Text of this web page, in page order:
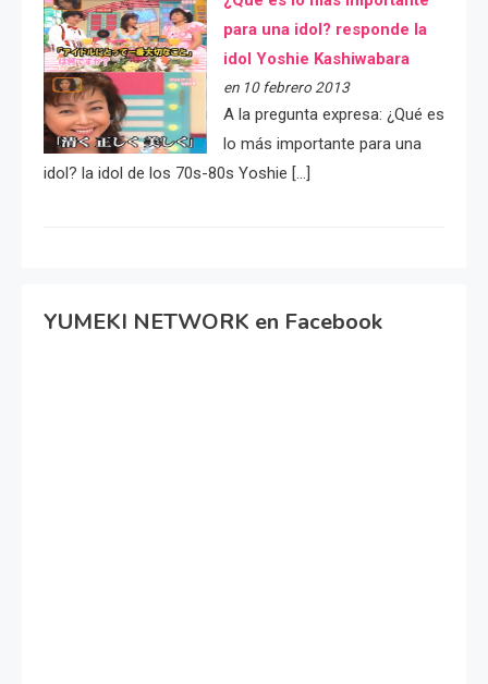
para una idol? responde la
idol Yoshie Kashiwabara
en 10 febrero 2013
A la pregunta expresa: ¿Qué es
lo más importante para una
idol? la idol de los 70s-80s Yoshie […]
YUMEKI NETWORK en Facebook